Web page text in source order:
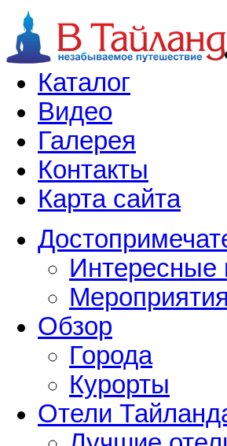
Каталог
Видео
Галерея
Контакты
Карта сайта
Интересные
Обзор
Города
Курорты
Отели